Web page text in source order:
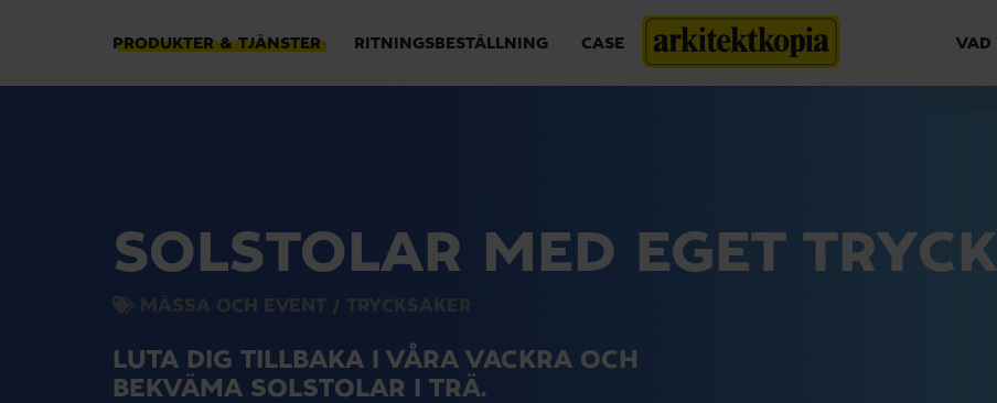
PRODUKTER & TJÄNSTER RITNINGSBESTÄLLNING CASE VAD
SOLSTOLAR MED EGET TRYCK
MÄSSA OCH EVENT / TRYCKSAKER
LUTA DIG TILLBAKA I VÅRA VACKRA OCH
BEKVÄMA SOLSTOLAR I TRÄ.